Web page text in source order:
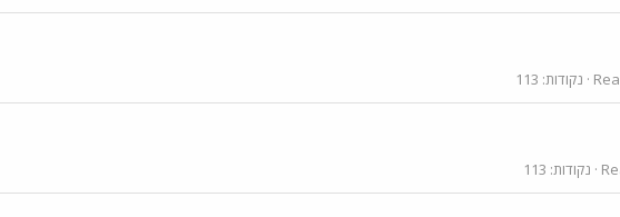
נקודות 113
נקודות 113